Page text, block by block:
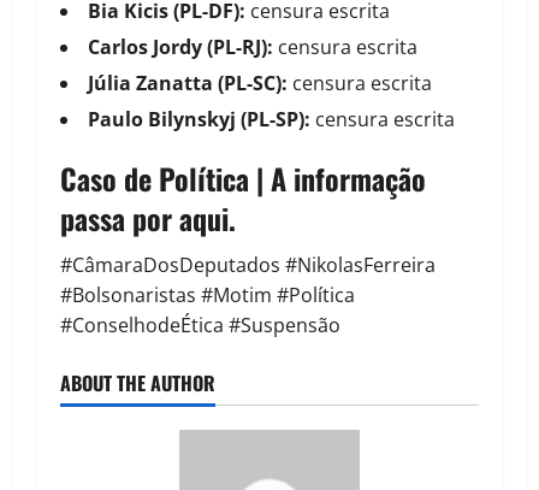
Bia Kicis (PL-DF): censura escrita
Carlos Jordy (PL-RJ): censura escrita
Júlia Zanatta (PL-SC): censura escrita
Paulo Bilynskyj (PL-SP): censura escrita
Caso de Política | A informação
passa por aqui.
#CâmaraDosDeputados #NikolasFerreira
#Bolsonaristas #Motim #Política
#ConselhodeÉtica #Suspensão
ABOUT THE AUTHOR